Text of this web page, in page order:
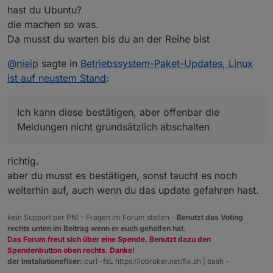
reboot weg)
:~$ sudo apt full-upgrade
Paketlisten werden gelesen… Fertig
Paketaktualisierung (Upgrade) wird berechnet…
Folgende Aktualisierungen wurden aufgrund
gnome-shell gnome-shell-common gnome-text-
hast du Ubuntu?
die machen so was.
Da musst du warten bis du an der Reihe bist
@nieip sagte in Betriebssystem-Paket-Updates, Linux
ist auf neustem Stand:
Ich kann diese bestätigen, aber offenbar die
Meldungen nicht grundsätzlich abschalten
richtig.
aber du musst es bestätigen, sonst taucht es noch
weiterhin auf, auch wenn du das update gefahren hast.
kein Support per PN! - Fragen im Forum stellen - Benutzt das Voting
rechts unten im Beitrag wenn er euch geholfen hat.
Das Forum freut sich über eine Spende. Benutzt dazu den
Spendenbutton oben rechts. Danke!
der Installationsfixer: curl -fsL https://iobroker.net/fix.sh | bash -